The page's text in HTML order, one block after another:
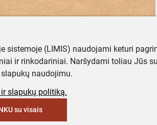
sistemoje (LIMIS) naudojami keturi
ir rinkodariniai. Naršydami toliau Jūs
naudojimu.
slapukų politiką.
su visais